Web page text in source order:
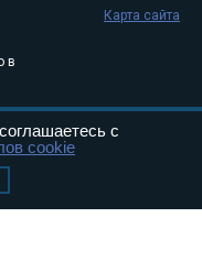
в
Карта сайта
с
cookie